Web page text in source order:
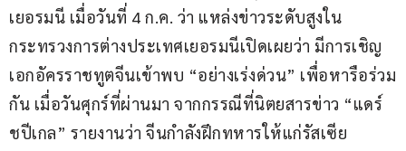
เยอรมนี เมื่อวันที่ 4 ก.ค. ว่า แหล่งข่าวระดับสูงใน
กระทรวงการต่างประเทศเยอรมนีเปิดเผยว่า มีการเชิญ
เอกอัครราชทูตจีนเข้าพบ “อย่างเร่งด่วน” เพื่อหารือร่วม
กัน เมื่อวันศุกร์ที่ผ่านมา จากกรรณีที่นิตยสารข่าว “แดร์
ชปีเกล” รายงานว่า จีนกำลังฝึกทหารให้แก่รัสเซีย